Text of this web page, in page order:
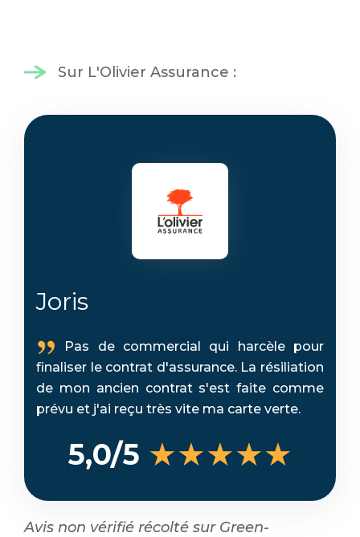
Sur L'Olivier Assurance :
Joris
Pas de commercial qui harcèle pour
finaliser le contrat d'assurance. La résiliation
de mon ancien contrat s'est faite comme
prévu et j'ai reçu très vite ma carte verte.
5,0/5 ★★★★★
Avis non vérifié récolté sur Green-